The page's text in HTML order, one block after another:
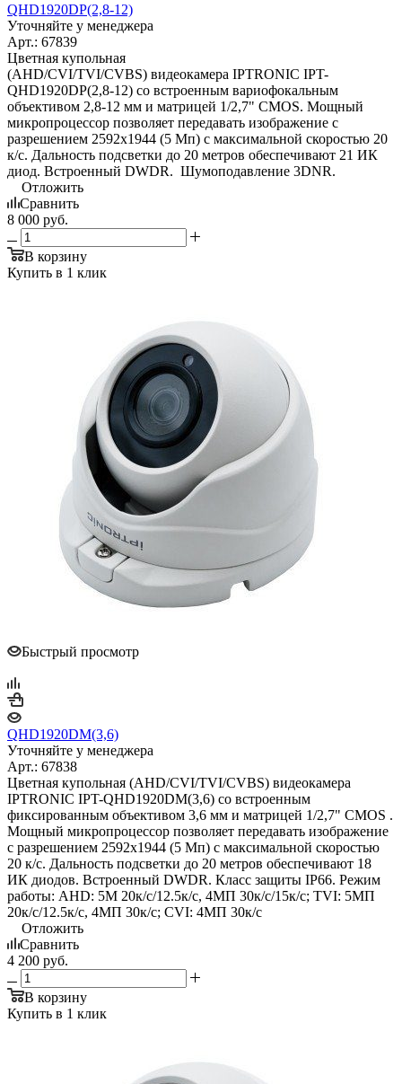
QHD1920DP(2,8-12)
Уточняйте у менеджера
Арт.: 67839
Цветная купольная
(AHD/CVI/TVI/CVBS) видеокамера IPTRONIC IPT-
QHD1920DP(2,8-12) со встроенным вариофокальным
объективом 2,8-12 мм и матрицей 1/2,7" CMOS. Мощный
микропроцессор позволяет передавать изображение с
разрешением 2592х1944 (5 Мп) с максимальной скоростью 20
к/с. Дальность подсветки до 20 метров обеспечивают 21 ИК
диод. Встроенный DWDR. Шумоподавление 3DNR.
Отложить
Сравнить
8 000 руб.
В корзину
Купить в 1 клик
Быстрый просмотр
QHD1920DM(3,6)
Уточняйте у менеджера
Арт.: 67838
Цветная купольная (AHD/CVI/TVI/CVBS) видеокамера
IPTRONIC IPT-QHD1920DM(3,6) со встроенным
фиксированным объективом 3,6 мм и матрицей 1/2,7" CMOS .
Мощный микропроцессор позволяет передавать изображение
с разрешением 2592х1944 (5 Мп) с максимальной скоростью
20 к/с. Дальность подсветки до 20 метров обеспечивают 18
ИК диодов. Встроенный DWDR. Класс защиты IP66. Режим
работы: AHD: 5M 20к/с/12.5к/с, 4MП 30к/с/15к/с; TVI: 5MП
20к/с/12.5к/с, 4MП 30к/с; CVI: 4MП 30к/с
Отложить
Сравнить
4 200 руб.
В корзину
Купить в 1 клик